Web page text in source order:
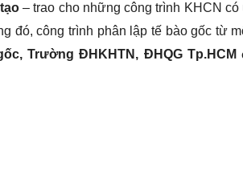
– trao cho những công trình KHCN
đó, công trình phân lập tế bào gốc từ
Trường ĐHKHTN, ĐHQG